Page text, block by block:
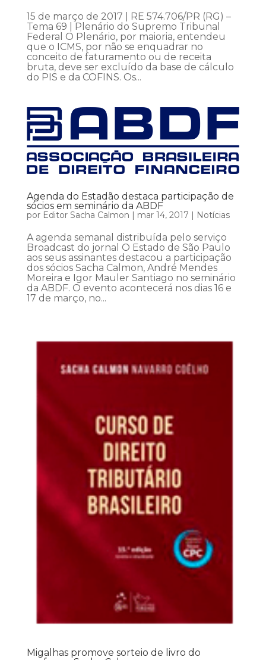
15 de março de 2017 | RE 574.706/PR (RG) –
Tema 69 | Plenário do Supremo Tribunal
Federal O Plenário, por maioria, entendeu
que o ICMS, por não se enquadrar no
conceito de faturamento ou de receita
bruta, deve ser excluído da base de cálculo
do PIS e da COFINS. Os...
Agenda do Estadão destaca participação de
sócios em seminário da ABDF
por Editor Sacha Calmon | mar 14, 2017 | Notícias
A agenda semanal distribuída pelo serviço
Broadcast do jornal O Estado de São Paulo
aos seus assinantes destacou a participação
dos sócios Sacha Calmon, André Mendes
Moreira e Igor Mauler Santiago no seminário
da ABDF. O evento acontecerá nos dias 16 e
17 de março, no...
Migalhas promove sorteio de livro do